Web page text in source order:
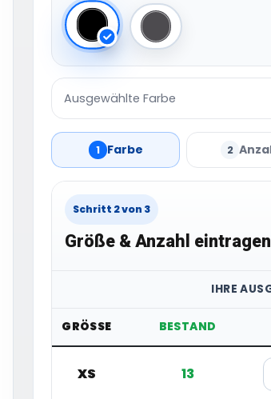
Black Magnet
Ausgewählte Farbe
1 Farbe 2
Schritt 2 von 3
Größe & Anzahl eintragen
IHRE
GRÖSSE BESTAND
XS 13